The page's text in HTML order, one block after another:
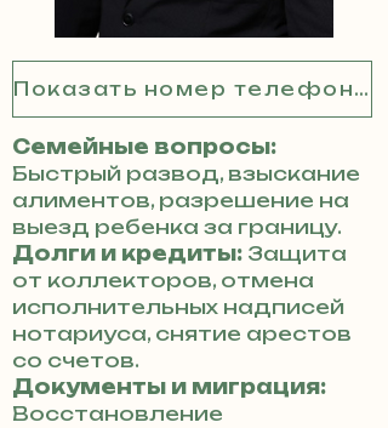
Показать номер телефона
Семейные вопросы:
Быстрый развод, взыскание
алиментов, разрешение на
выезд ребенка за границу.
Долги и кредиты: Защита
от коллекторов, отмена
исполнительных надписей
нотариуса, снятие арестов
со счетов.
Документы и миграция:
Восстановление